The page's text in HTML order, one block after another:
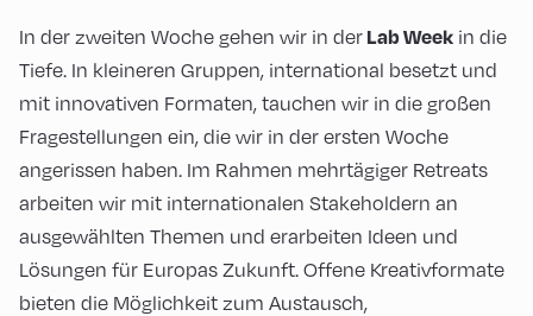
In der zweiten Woche gehen wir in der Lab Week in die
Tiefe. In kleineren Gruppen, international besetzt und
mit innovativen Formaten, tauchen wir in die großen
Fragestellungen ein, die wir in der ersten Woche
angerissen haben. Im Rahmen mehrtägiger Retreats
arbeiten wir mit internationalen Stakeholdern an
ausgewählten Themen und erarbeiten Ideen und
Lösungen für Europas Zukunft. Offene Kreativformate
bieten die Möglichkeit zum Austausch,